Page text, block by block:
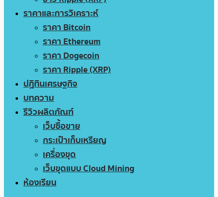
ราคาและการวิเคราะห์
ราคา Bitcoin
ราคา Ethereum
ราคา Dogecoin
ราคา Ripple (XRP)
ปฏิทินเศรษฐกิจ
บทความ
รีวิวผลิตภัณฑ์
เว็บซื้อขาย
กระเป๋าเก็บเหรียญ
เครื่องขุด
เว็บขุดแบบ Cloud Mining
ห้องเรียน